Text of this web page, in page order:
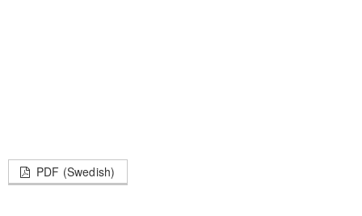
PDF (Swedish)